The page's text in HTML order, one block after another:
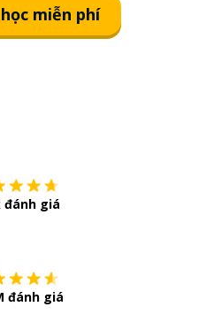
miễn phí
đánh giá
đánh giá